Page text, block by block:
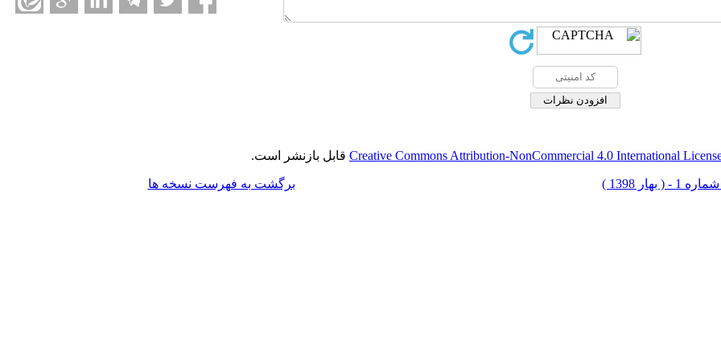
Creative Commons Attribution-NonCommercial 4.0 International قابل بازنشر است.
برگشت به فهرست نسخه ها